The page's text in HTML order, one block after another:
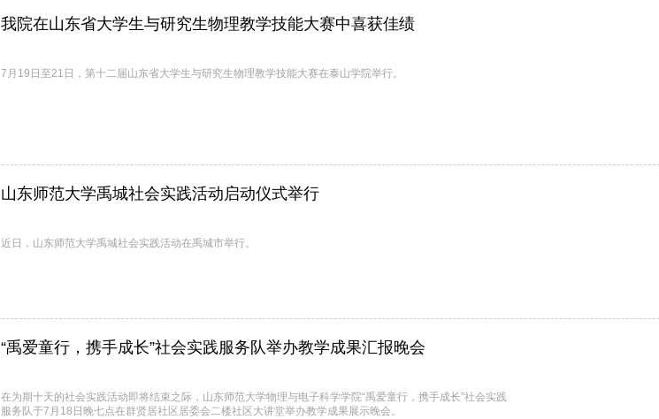
我院在山东省大学生与研究生物理教学技能大赛中喜获佳绩
7月19日至21日，第十二届山东省大学生与研究生物理教学技能大赛在泰山学院举行。
山东师范大学禹城社会实践活动启动仪式举行
近日，山东师范大学禹城社会实践活动在禹城市举行。
“禹爱童行，携手成长”社会实践服务队举办教学成果汇报晚会
在为期十天的社会实践活动即将结束之际，山东师范大学物理与电子科学学院“禹爱童行，携手成长”社会实践
服务队于7月18日晚七点在群贤居社区居委会二楼社区大讲堂举办教学成果展示晚会。